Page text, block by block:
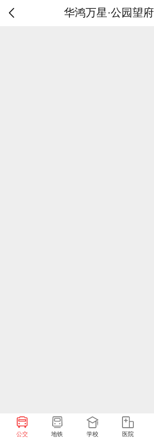
华鸿万星·公园望府
公交 地铁 学校 医院